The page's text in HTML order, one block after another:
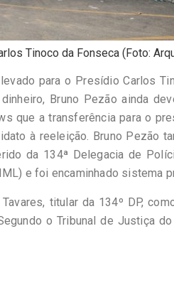
Tinoco da Fonseca (Foto:
para o Presídio Carlos
Bruno Pezão ainda
que a transferência para o
à reeleição. Bruno Pezão
da 134ª Delegacia de
e foi encaminhado sistema
titular da 134º DP,
o Tribunal de Justiça